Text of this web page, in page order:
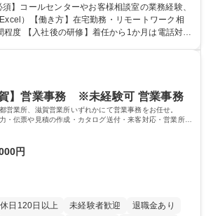
へのご
ています。お客様からの声に迅速かつ誠意をも
ともにグループ内活動に反映しています。 【具
後 募集職種 中野本社【お客様
とにより良い商品づくりへ貢献
】コールセンターやお客様相談室の業務経験、
）【働き方】在宅勤務・リモートワーク相
は電話対応
当社について】キリングループの広報機能を担
出会いを大切にし、磨き上げたホスピタリティ
ョンをとりながら広報関連業務を行っておりま
賀】営業事務 ※未経験可 営業事務
営業所、滋賀営業所いずれかにて営業事務をお任せ。
・伝票や見積の作成・カタログ送付・来客対応・営業所内
をお任せ。
円
日120日以上 未経験者歓迎 退職金あり